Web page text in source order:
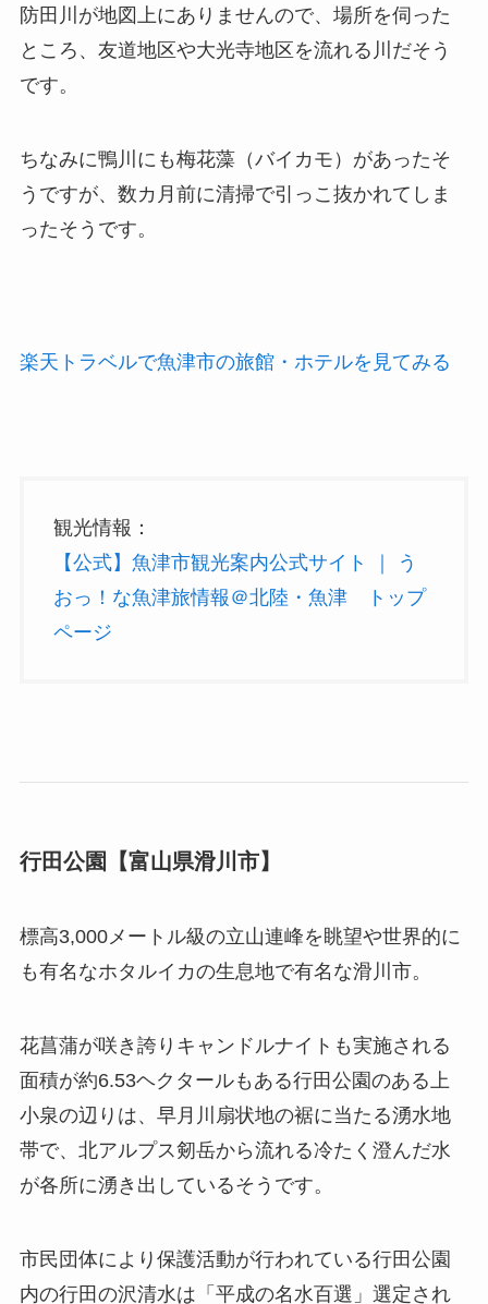
防田川が地図上にありませんので、場所を伺った
ところ、友道地区や大光寺地区を流れる川だそう
です。
ちなみに鴨川にも梅花藻（バイカモ）があったそ
うですが、数カ月前に清掃で引っこ抜かれてしま
ったそうです。
楽天トラベルで魚津市の旅館・ホテルを見てみる
観光情報：
【公式】魚津市観光案内公式サイト ｜ う
おっ！な魚津旅情報＠北陸・魚津 トップ
ページ
行田公園【富山県滑川市】
標高3,000メートル級の立山連峰を眺望や世界的に
も有名なホタルイカの生息地で有名な滑川市。
花菖蒲が咲き誇りキャンドルナイトも実施される
面積が約6.53ヘクタールもある行田公園のある上
小泉の辺りは、早月川扇状地の裾に当たる湧水地
帯で、北アルプス剱岳から流れる冷たく澄んだ水
が各所に湧き出しているそうです。
市民団体により保護活動が行われている行田公園
内の行田の沢清水は「平成の名水百選」選定され